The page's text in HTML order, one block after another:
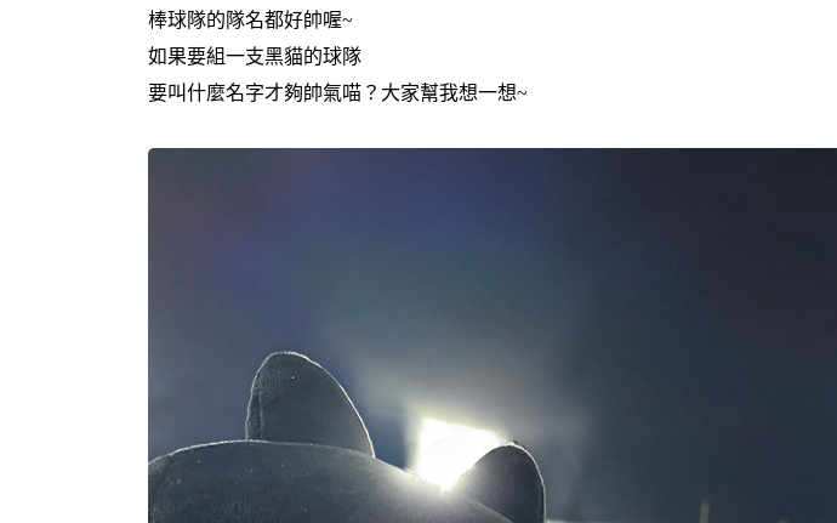
棒球隊的隊名都好帥喔~
如果要組一支黑貓的球隊
要叫什麼名字才夠帥氣喵？大家幫我想一想~